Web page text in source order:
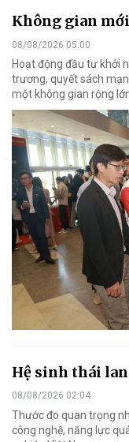
Không gian
08/08/2026 05:00
Hoạt động đầu tư khởi
trương, quyết sách
một không gian rộng
Hệ sinh thái
08/08/2026 02:04
Thước đo quan trọng
công nghệ, năng lực